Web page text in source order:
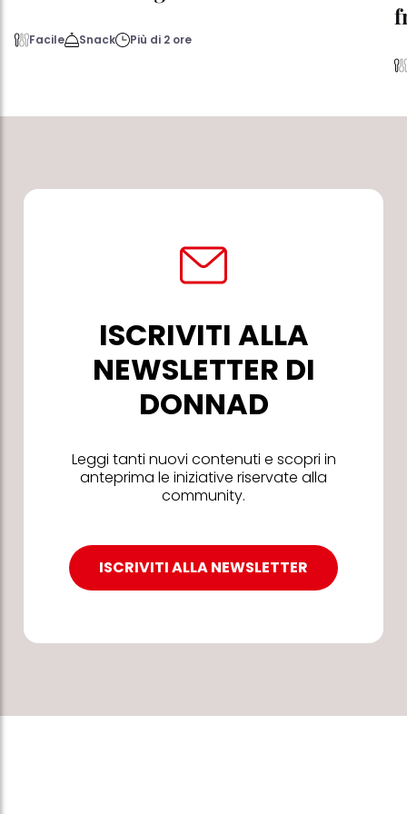
Facile Snack Più di 2 ore
ISCRIVITI ALLA
NEWSLETTER DI
DONNAD
Leggi tanti nuovi contenuti e scopri in
anteprima le iniziative riservate alla
community.
ISCRIVITI ALLA NEWSLETTER